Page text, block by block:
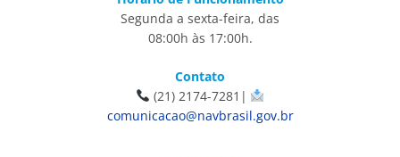
Segunda a sexta-feira, das
08:00h às 17:00h.
Contato
(21) 2174-7281|
comunicacao@navbrasil.gov.br